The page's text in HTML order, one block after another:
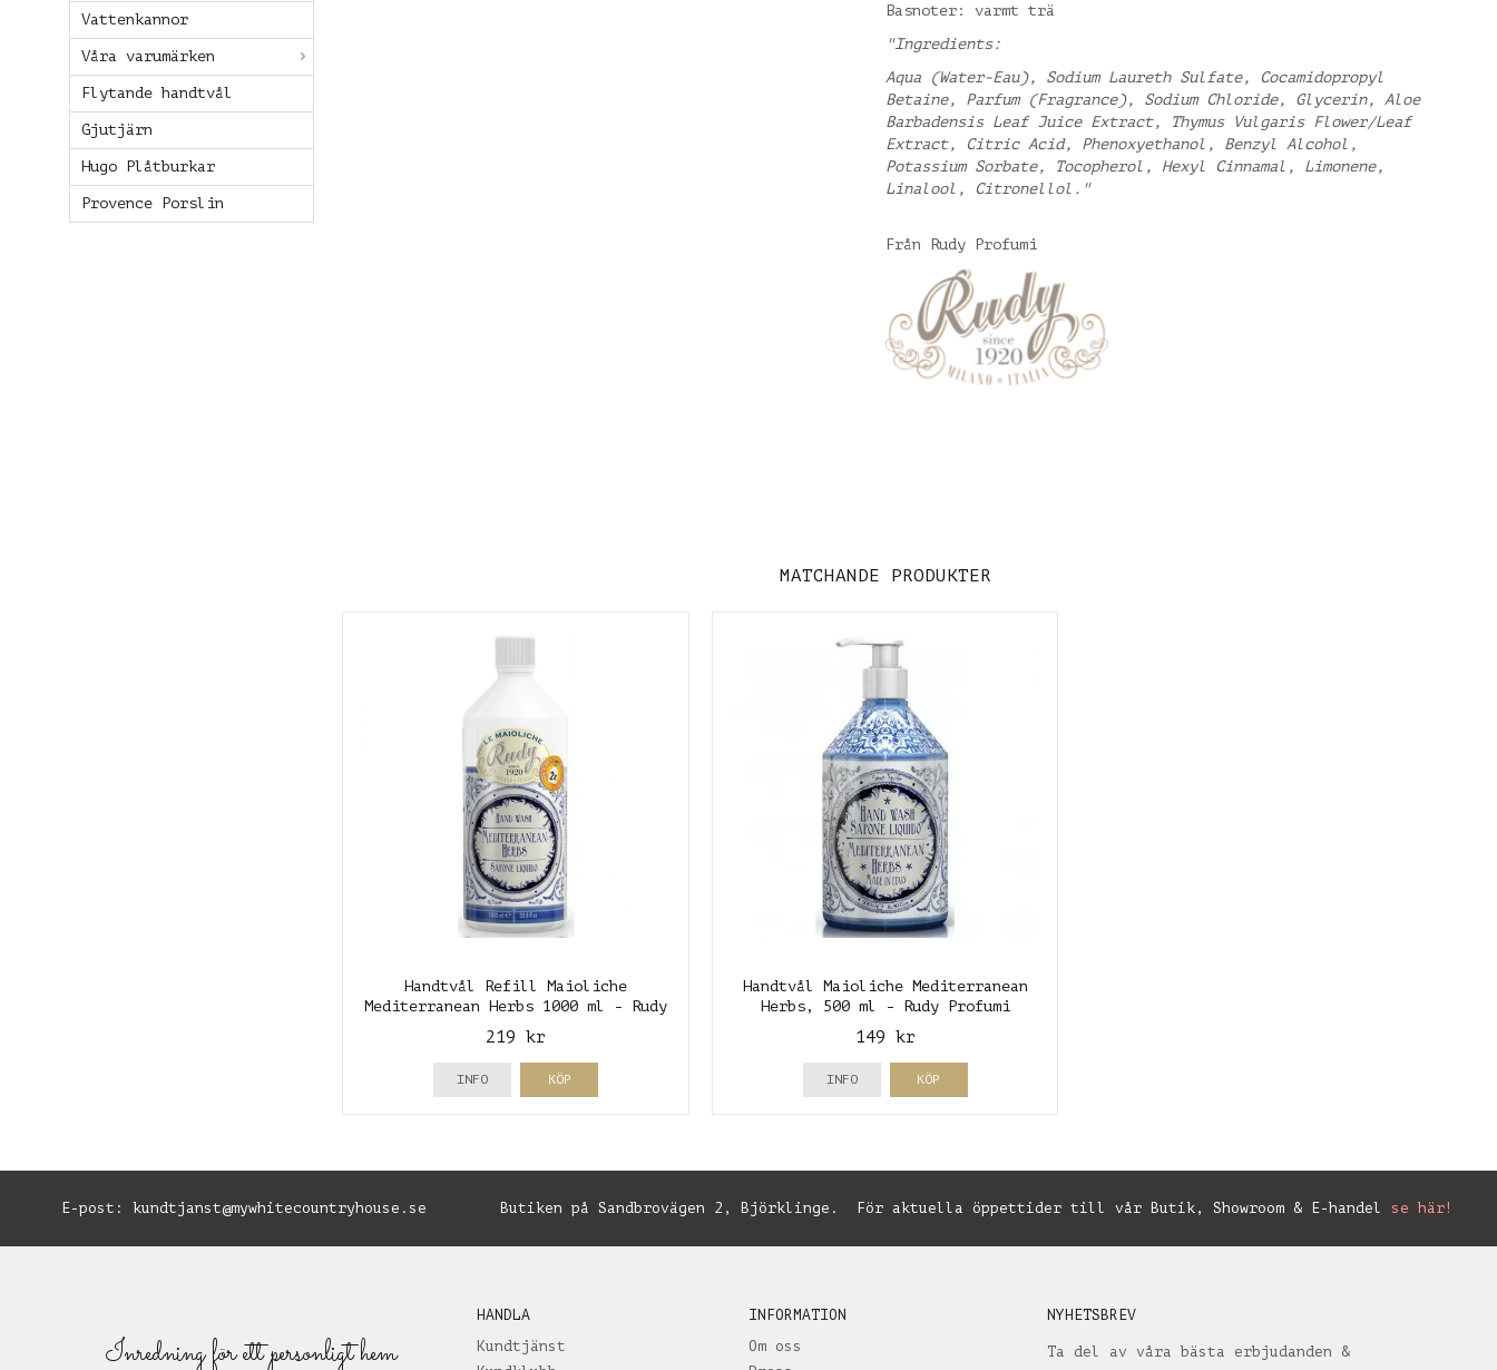
Vattenkannor
Våra varumärken
Flytande handtvål
Gjutjärn
Hugo Plåtburkar
Provence Porslin
Basnoter: varmt trä
"Ingredients:
Aqua (Water-Eau), Sodium Laureth Sulfate, Cocamidopropyl
Betaine, Parfum (Fragrance), Sodium Chloride, Glycerin, Aloe
Barbadensis Leaf Juice Extract, Thymus Vulgaris Flower/Leaf
Extract, Citric Acid, Phenoxyethanol, Benzyl Alcohol,
Potassium Sorbate, Tocopherol, Hexyl Cinnamal, Limonene,
Linalool, Citronellol."
Från Rudy Profumi
MATCHANDE PRODUKTER
Handtvål Refill Maioliche
Mediterranean Herbs 1000 ml - Rudy
219 kr
INFO KÖP
Handtvål Maioliche Mediterranean
Herbs, 500 ml - Rudy Profumi
149 kr
INFO KÖP
E-post: kundtjanst@mywhitecountryhouse.se Butiken på Sandbrovägen 2, Björklinge. För aktuella öppettider till vår Butik, Showroom & E-handel se här!
Inredning för ett personligt hem
HANDLA
Kundtjänst
INFORMATION
Om oss
NYHETSBREV
Ta del av våra bästa erbjudanden &